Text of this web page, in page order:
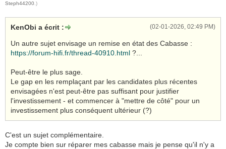
Steph44200 .)
(02-01-2026, 02:49 PM)
KenObi a écrit :
Un autre sujet envisage un remise en état des Cabasse :
https://forum-hifi.fr/thread-40910.html ?...
Peut-être le plus sage.
Le gap en les remplaçant par les candidates plus récentes
envisagées n'est peut-être pas suffisant pour justifier
l'investissement - et commencer à "mettre de côté" pour un
investissement plus conséquent ultérieur (?)
C'est un sujet complémentaire.
Je compte bien sur réparer mes cabasse mais je pense qu'il n'y a